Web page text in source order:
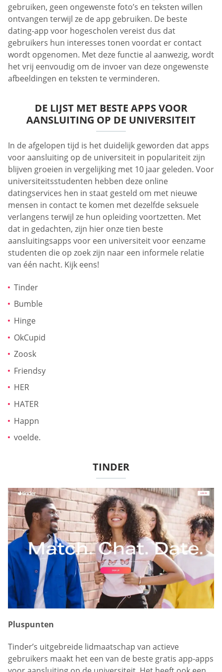
gebruiken, geen ongewenste foto’s en teksten willen
ontvangen terwijl ze de app gebruiken. De beste
dating-app voor hogescholen vereist dus dat
gebruikers hun interesses tonen voordat er contact
wordt opgenomen. Met deze functie al aanwezig, wordt
het vrij eenvoudig om de invoer van deze ongewenste
afbeeldingen en teksten te verminderen.
DE LIJST MET BESTE APPS VOOR
AANSLUITING OP DE UNIVERSITEIT
In de afgelopen tijd is het duidelijk geworden dat apps
voor aansluiting op de universiteit in populariteit zijn
blijven groeien in vergelijking met 10 jaar geleden. Voor
universiteitsstudenten hebben deze online
datingservices hen in staat gesteld om met nieuwe
mensen in contact te komen met dezelfde seksuele
verlangens terwijl ze hun opleiding voortzetten. Met
dat in gedachten, zijn hier onze tien beste
aansluitingsapps voor een universiteit voor eenzame
studenten die op zoek zijn naar een informele relatie
van één nacht. Kijk eens!
Tinder
Bumble
Hinge
OkCupid
Zoosk
Friendsy
HER
HATER
Happn
voelde.
TINDER
Pluspunten
Tinder’s uitgebreide lidmaatschap van actieve
gebruikers maakt het een van de beste gratis app-apps